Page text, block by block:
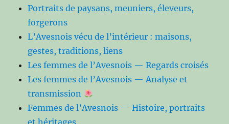
Portraits de paysans, meuniers, éleveurs,
forgerons
L’Avesnois vécu de l’intérieur : maisons,
gestes, traditions, liens
Les femmes de l’Avesnois — Regards croisés
Les femmes de l’Avesnois — Analyse et
transmission
Femmes de l’Avesnois — Histoire, portraits